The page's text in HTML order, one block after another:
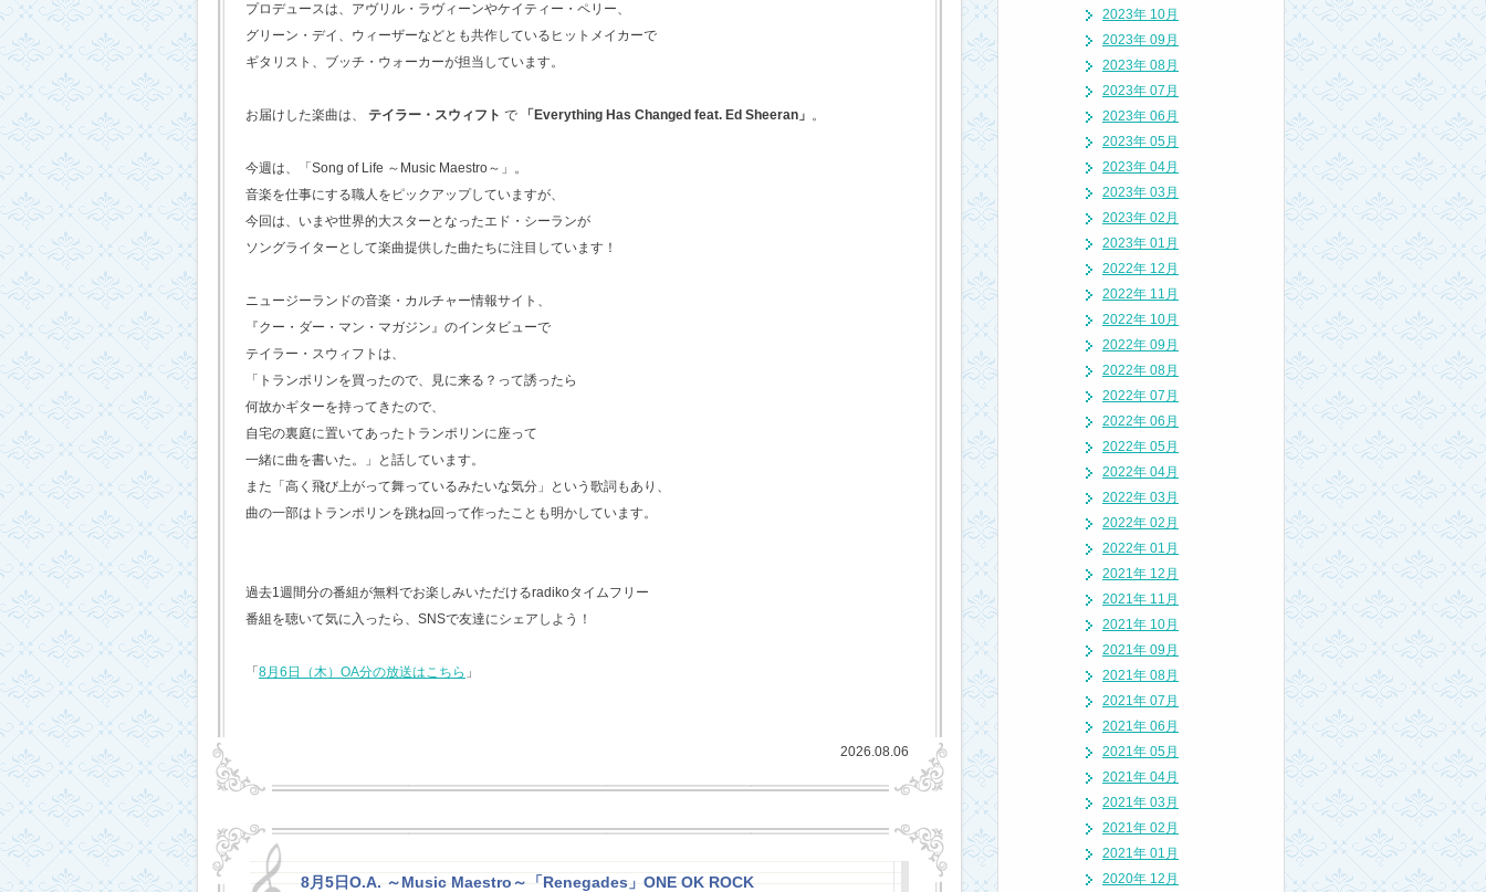
プロデュースは、アヴリル・ラヴィーンやケイティー・ペリー、
グリーン・デイ、ウィーザーなどとも共作しているヒットメイカーで
ギタリスト、ブッチ・ウォーカーが担当しています。
お届けした楽曲は、 テイラー・スウィフト で 「Everything Has Changed feat. Ed Sheeran」 。
今週は、「Song of Life ～Music Maestro～」。
音楽を仕事にする職人をピックアップしていますが、
今回は、いまや世界的大スターとなったエド・シーランが
ソングライターとして楽曲提供した曲たちに注目しています！
ニュージーランドの音楽・カルチャー情報サイト、
『クー・ダー・マン・マガジン』のインタビューで
テイラー・スウィフトは、
「トランポリンを買ったので、見に来る？って誘ったら
何故かギターを持ってきたので、
自宅の裏庭に置いてあったトランポリンに座って
一緒に曲を書いた。」と話しています。
また「高く飛び上がって舞っているみたいな気分」という歌詞もあり、
曲の一部はトランポリンを跳ね回って作ったことも明かしています。
過去1週間分の番組が無料でお楽しみいただけるradikoタイムフリー
番組を聴いて気に入ったら、SNSで友達にシェアしよう！
「 8月6日（木）OA分の放送はこちら 」
2026.08.06
8月5日O.A. ～Music Maestro～「Renegades」ONE OK ROCK
2023年 10月
2023年 09月
2023年 08月
2023年 07月
2023年 06月
2023年 05月
2023年 04月
2023年 03月
2023年 02月
2023年 01月
2022年 12月
2022年 11月
2022年 10月
2022年 09月
2022年 08月
2022年 07月
2022年 06月
2022年 05月
2022年 04月
2022年 03月
2022年 02月
2022年 01月
2021年 12月
2021年 11月
2021年 10月
2021年 09月
2021年 08月
2021年 07月
2021年 06月
2021年 05月
2021年 04月
2021年 03月
2021年 02月
2021年 01月
2020年 12月